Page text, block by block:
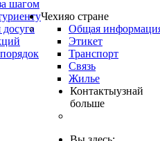
шагом
Чехияо стране
Общая
Этикет
Транспорт
Связь
Жилье
Контактыузнай
больше